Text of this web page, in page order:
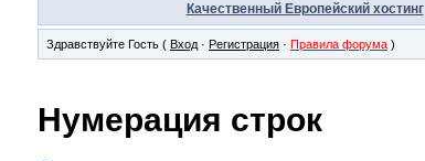
Качественный Европейский хостинг
Здравствуйте Гость ( Вход · Регистрация · Правила форума )
Нумерация строк